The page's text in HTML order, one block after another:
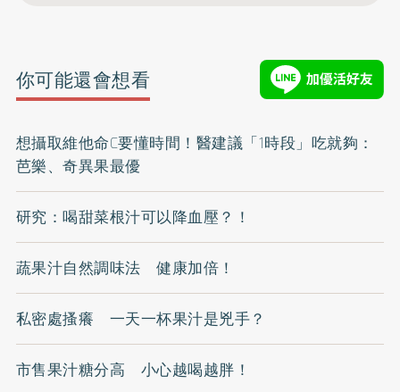
你可能還會想看
想攝取維他命C要懂時間！醫建議「1時段」吃就夠：
芭樂、奇異果最優
研究：喝甜菜根汁可以降血壓？！
蔬果汁自然調味法 健康加倍！
私密處搔癢 一天一杯果汁是兇手？
市售果汁糖分高 小心越喝越胖！